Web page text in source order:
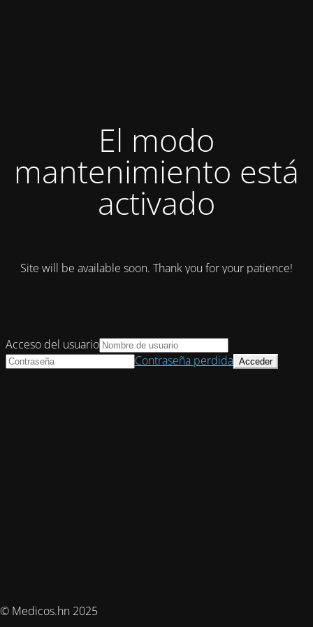
El modo
mantenimiento está
activado
Site will be available soon. Thank you for your patience!
© Medicos.hn 2025
Acceso del usuario
Contraseña perdida